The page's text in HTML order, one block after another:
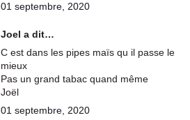
01 septembre, 2020
Joel a dit…
C est dans les pipes maïs qu il passe le
mieux
Pas un grand tabac quand même
Joël
01 septembre, 2020